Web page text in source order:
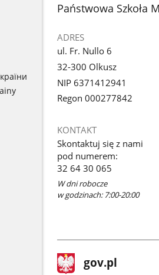
stopka
Państwowa Szkoła
ADRES
ul. Fr. Nullo 6
32-300 Olkusz
NIP 6371412941
Regon 000277842
KONTAKT
Skontaktuj się z nami
pod numerem:
32 64 30 065
W dni robocze
w godzinach: 7:00-20:00
stopka
gov.pl Strona
gov.pl